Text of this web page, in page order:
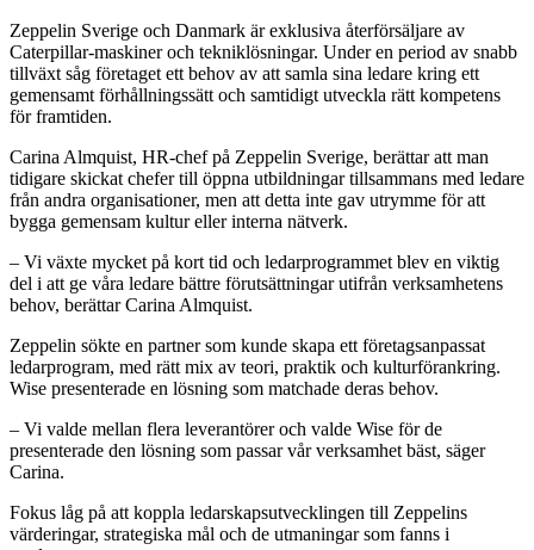
Zeppelin Sverige och Danmark är exklusiva återförsäljare av
Caterpillar-maskiner och tekniklösningar. Under en period av snabb
tillväxt såg företaget ett behov av att samla sina ledare kring ett
gemensamt förhållningssätt och samtidigt utveckla rätt kompetens
för framtiden.
Carina Almquist, HR-chef på Zeppelin Sverige, berättar att man
tidigare skickat chefer till öppna utbildningar tillsammans med ledare
från andra organisationer, men att detta inte gav utrymme för att
bygga gemensam kultur eller interna nätverk.
– Vi växte mycket på kort tid och ledarprogrammet blev en viktig
del i att ge våra ledare bättre förutsättningar utifrån verksamhetens
behov, berättar Carina Almquist.
Zeppelin sökte en partner som kunde skapa ett företagsanpassat
ledarprogram, med rätt mix av teori, praktik och kulturförankring.
Wise presenterade en lösning som matchade deras behov.
– Vi valde mellan flera leverantörer och valde Wise för de
presenterade den lösning som passar vår verksamhet bäst, säger
Carina.
Fokus låg på att koppla ledarskapsutvecklingen till Zeppelins
värderingar, strategiska mål och de utmaningar som fanns i